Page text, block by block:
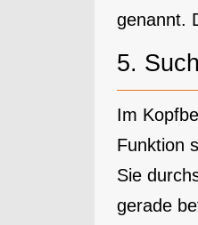
genannt.
5.
Im
Funktion
Sie
gerade